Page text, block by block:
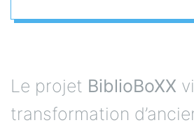
Le projet BiblioBoXX
transformation